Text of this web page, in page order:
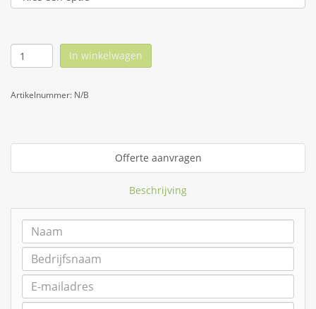
In winkelwagen
Artikelnummer: N/B
Offerte aanvragen
Beschrijving